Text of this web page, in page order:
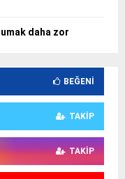
daha zor
BEĞENI
TAKIP
TAKIP